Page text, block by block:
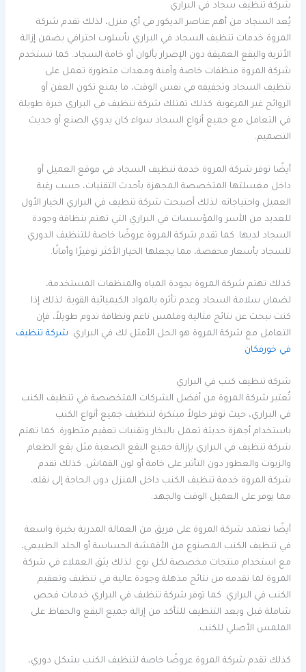
شركة تنظيف سجاد في البراري
يُعد السجاد من أهم عناصر الديكور في أي منزل، لذلك تقدم شركة
المروة خدمات تنظيف السجاد في البراري بأسلوب احترافي يضمن إزالة
الأتربة والبقع العميقة دون الإضرار بألوان أو خامة السجاد. كما تستخدم
شركة المروة منظفات خاصة وآمنة ومعدات متطورة تعمل على
تنظيف السجاد وتجفيفه في نفس الوقت، ما يمنع تكون العفن أو
الروائح غير المرغوبة. كذلك تمتلك شركة تنظيف في البراري خبرة طويلة
في التعامل مع جميع أنواع السجاد سواء كان يدوي الصنع أو حديث
التصميم.
أيضًا توفر شركة المروة خدمة تنظيف السجاد في موقع العميل أو
داخل مغسلتها المتخصصة المجهزة بأحدث التقنيات، حسب رغبة
العميل واحتياجاته. لذلك أصبحت شركة تنظيف في البراري الخيار الأول
للعديد من الأسر والمؤسسات في البراري التي تهتم بنظافة وجودة
السجاد لديها. كما تقدم شركة المروة عروضًا خاصة للتنظيف الدوري
للسجاد بأسعار مخفضة، مما يجعلها الخيار الأكثر توفيرًا وأمانًا.
كذلك تهتم شركة المروة بجودة المياه والمنظفات المستخدمة،
لضمان سلامة السجاد وعدم تأثره بالمواد الكيميائية القوية. لذلك إذا
كنت تبحث عن نتائج مثالية وملمس ناعم ونظافة تدوم طويلاً، فإن
التعامل مع شركة المروة هو الحل الأمثل لك في البراري. شركة تنظيف
في خورفكان
شركة تنظيف كنب في البراري
تُعتبر شركة المروة من أفضل الشركات المتخصصة في تنظيف الكنب
في البراري، حيث توفر حلولاً مبتكرة لتنظيف جميع أنواع الكنب
باستخدام أجهزة حديثة تعمل بالبخار وتقنيات تعقيم متطورة. كما تهتم
شركة تنظيف في البراري بإزالة جميع البقع الصعبة مثل بقع الطعام
والزيوت والعطور دون التأثير على خامة أو لون القماش. كذلك تقدم
شركة المروة خدمة تنظيف الكنب داخل المنزل دون الحاجة إلى نقله،
مما يوفر على العميل الوقت والجهد.
أيضًا تعتمد شركة المروة على فريق من العمالة المدربة بخبرة واسعة
في تنظيف الكنب المصنوع من الأقمشة الحساسة أو الجلد الطبيعي،
مع استخدام منتجات مخصصة لكل نوع. لذلك يثق العملاء في شركة
المروة لما تقدمه من نتائج مذهلة وجودة عالية في تنظيف وتعقيم
الكنب في البراري. كما توفر شركة تنظيف في البراري خدمات فحص
شاملة قبل وبعد التنظيف للتأكد من إزالة جميع البقع والحفاظ على
الملمس الأصلي للكنب.
كذلك تقدم شركة المروة عروضًا خاصة لتنظيف الكنب بشكل دوري،